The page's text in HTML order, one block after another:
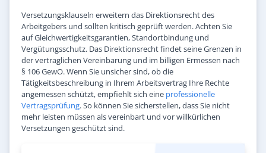
Versetzungsklauseln erweitern das Direktionsrecht des
Arbeitgebers und sollten kritisch geprüft werden. Achten Sie
auf Gleichwertigkeitsgarantien, Standortbindung und
Vergütungsschutz. Das Direktionsrecht findet seine Grenzen in
der vertraglichen Vereinbarung und im billigen Ermessen nach
§ 106 GewO. Wenn Sie unsicher sind, ob die
Tätigkeitsbeschreibung in Ihrem Arbeitsvertrag Ihre Rechte
angemessen schützt, empfiehlt sich eine professionelle
Vertragsprüfung. So können Sie sicherstellen, dass Sie nicht
mehr leisten müssen als vereinbart und vor willkürlichen
Versetzungen geschützt sind.